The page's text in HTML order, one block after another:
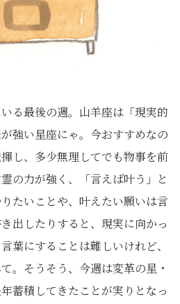
る最後の週。山羊座は「現実的
強い星座にゃ。今おすすめなの
し、多少無理してでも物事を前
の力が強く、「言えば叶う」と
たいことや、叶えたい願いは言
出したりすると、現実に向かっ
葉にすることは難しいけれど、
。そうそう、今週は変革の星・
蓄積してきたことが実りとなっ